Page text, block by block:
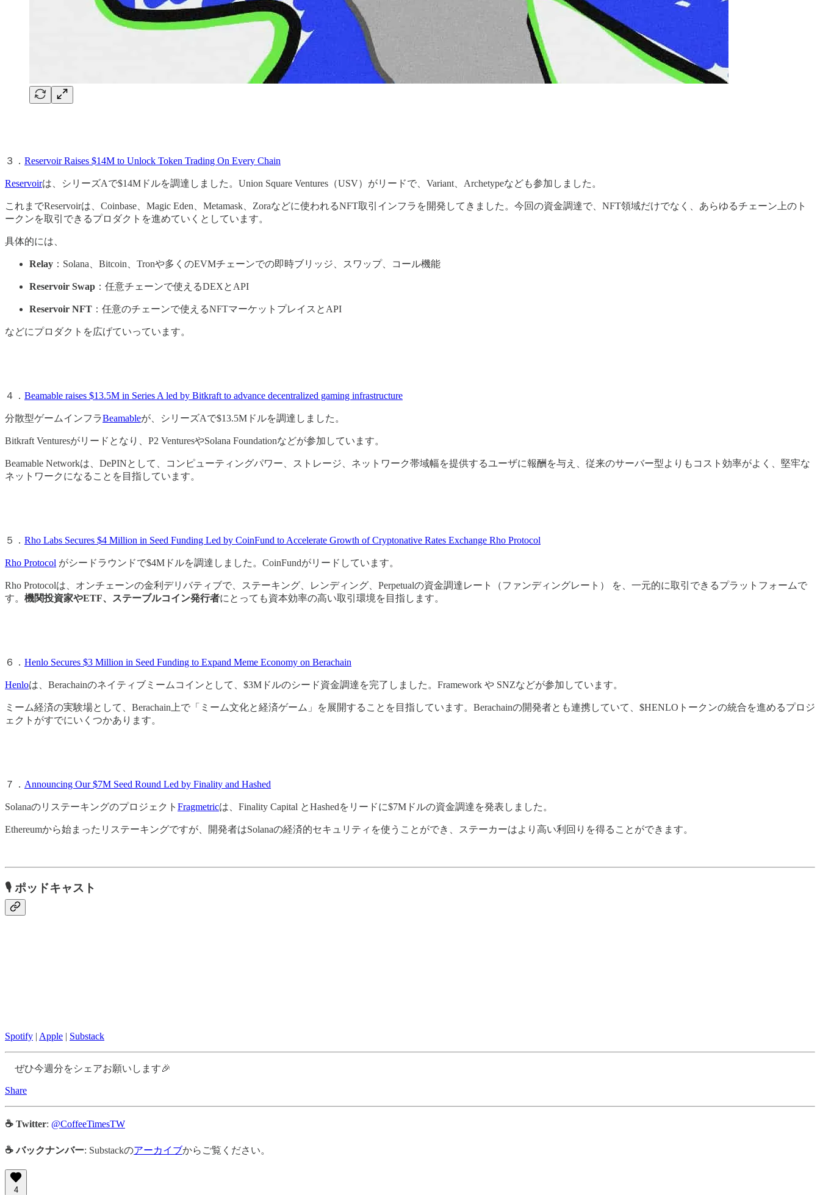
３． Reservoir Raises $14M to Unlock Token Trading On Every Chain
Reservoirは、シリーズAで$14Mドルを調達しました。Union Square Ventures（USV）がリードで、Variant、Archetypeなども参加しました。
これまでReservoirは、Coinbase、Magic Eden、Metamask、Zoraなどに使われるNFT取引インフラを開発してきました。今回の資金調達で、NFT領域だけでなく、あらゆるチェーン上のト
ークンを取引できるプロダクトを進めていくとしています。
具体的には、
Relay ：Solana、Bitcoin、Tronや多くのEVMチェーンでの即時ブリッジ、スワップ、コール機能
Reservoir Swap ：任意チェーンで使えるDEXとAPI
Reservoir NFT ：任意のチェーンで使えるNFTマーケットプレイスとAPI
などにプロダクトを広げていっています。
４． Beamable raises $13.5M in Series A led by Bitkraft to advance decentralized gaming infrastructure
分散型ゲームインフラBeamableが、シリーズAで$13.5Mドルを調達しました。
Bitkraft Venturesがリードとなり、P2 VenturesやSolana Foundationなどが参加しています。
Beamable Networkは、DePINとして、コンピューティングパワー、ストレージ、ネットワーク帯域幅を提供するユーザに報酬を与え、従来のサーバー型よりもコスト効率がよく、堅牢な
ネットワークになることを目指しています。
５． Rho Labs Secures $4 Million in Seed Funding Led by CoinFund to Accelerate Growth of Cryptonative Rates Exchange Rho Protocol
Rho Protocol がシードラウンドで$4Mドルを調達しました。CoinFundがリードしています。
Rho Protocolは、オンチェーンの金利デリバティブで、ステーキング、レンディング、Perpetualの資金調達レート（ファンディングレート） を、一元的に取引できるプラットフォームで
す。 機関投資家やETF、ステーブルコイン発行者にとっても資本効率の高い取引環境を目指します。
６． Henlo Secures $3 Million in Seed Funding to Expand Meme Economy on Berachain
Henloは、Berachainのネイティブミームコインとして、$3Mドルのシード資金調達を完了しました。Framework や SNZなどが参加しています。
ミーム経済の実験場として、Berachain上で「ミーム文化と経済ゲーム」を展開することを目指しています。Berachainの開発者とも連携していて、$HENLOトークンの統合を進めるプロジ
ェクトがすでにいくつかあります。
７． Announcing Our $7M Seed Round Led by Finality and Hashed
Solanaのリステーキングのプロジェクト Fragmetricは、Finality Capital とHashedをリードに$7Mドルの資金調達を発表しました。
Ethereumから始まったリステーキングですが、開発者はSolanaの経済的セキュリティを使うことができ、ステーカーはより高い利回りを得ることができます。
🎙 ポッドキャスト
Spotify | Apple | Substack
ぜひ今週分をシェアお願いします🎉
Share
☕ Twitter: @CoffeeTimesTW
☕ バックナンバー: Substackのアーカイブからご覧ください。
4